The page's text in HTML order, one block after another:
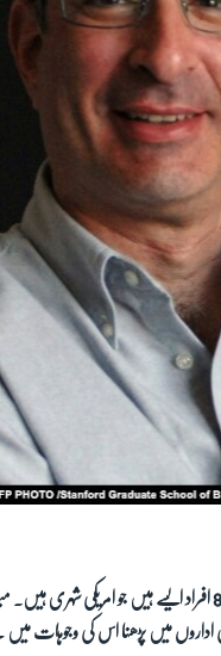
8افراد ایسے ہیں جو امریکی شہری ہیں۔
اداروں میں پڑھنا اس کی وجوہات